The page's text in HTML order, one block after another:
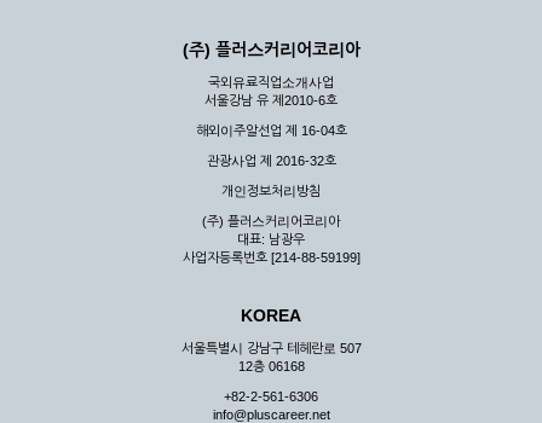
(주) 플러스커리어코리아
국외유료직업소개사업
서울강남 유 제2010-6호
해외이주알선업 제 16-04호
관광사업 제 2016-32호
개인정보처리방침
(주) 플러스커리어코리아
대표: 남광우
사업자등록번호 [214-88-59199]
KOREA
서울특별시 강남구 테헤란로 507
12층 06168
+82-2-561-6306
info@pluscareer.net